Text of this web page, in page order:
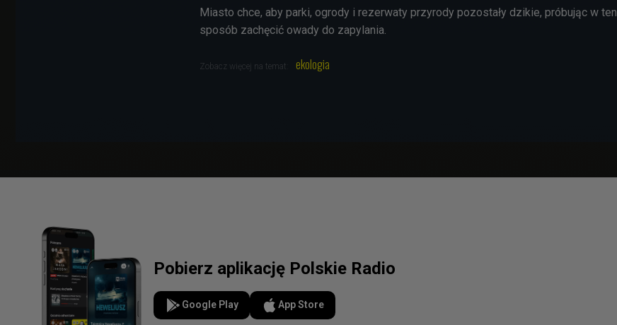
Miasto chce, aby parki, ogrody i rezerwaty przyrody pozostały dzikie, próbując w ten
sposób zachęcić owady do zapylania.
Zobacz więcej na temat: ekologia
Pobierz aplikację Polskie Radio
Google Play App Store